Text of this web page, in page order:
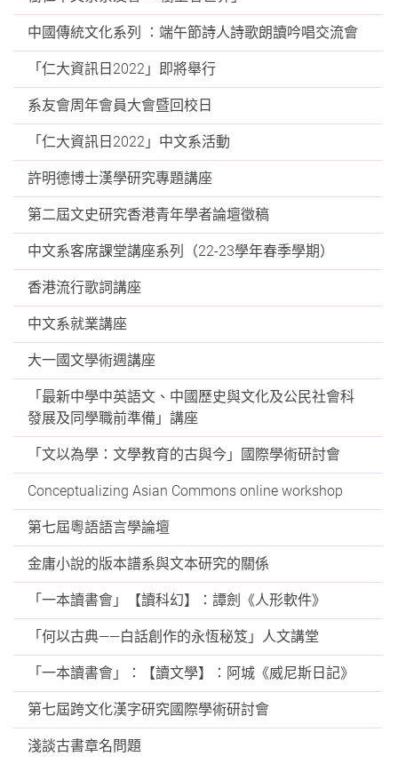
中國傳統文化系列 ：端午節詩人詩歌朗讀吟唱交流會
「仁大資訊日2022」即將舉行
系友會周年會員大會暨回校日
「仁大資訊日2022」中文系活動
許明德博士漢學研究專題講座
第二屆文史研究香港青年學者論壇徵稿
中文系客席課堂講座系列（22-23學年春季學期）
香港流行歌詞講座
中文系就業講座
大一國文學術週講座
「最新中學中英語文、中國歷史與文化及公民社會科
發展及同學職前準備」講座
「文以為學：文學教育的古與今」國際學術研討會
Conceptualizing Asian Commons online workshop
第七屆粵語語言學論壇
金庸小說的版本譜系與文本研究的關係
「一本讀書會」【讀科幻】：譚劍《人形軟件》
「何以古典——白話創作的永恆秘笈」人文講堂
「一本讀書會」：【讀文學】：阿城《威尼斯日記》
第七屆跨文化漢字研究國際學術研討會
淺談古書章名問題